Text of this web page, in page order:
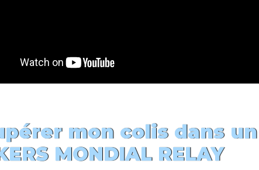
mon colis dans un
MONDIAL RELAY